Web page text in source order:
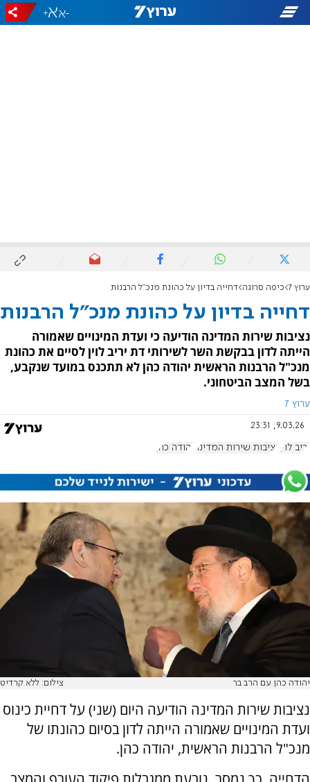
-
+
ערוץ 7 כיפה סרוגה דחייה בדיון על כהונת מנכ"ל הרבנות
דחייה בדיון על כהונת מנכ"ל הרבנות
נציבות שירות המדינה הודיעה כי ועדת המינויים שאמורה
הייתה לדון בבקשת השר לשירותי דת יריב לוין לסיים את כהונת
מנכ"ל הרבנות הראשית יהודה כהן לא תתכנס במועד שנקבע,
בשל המצב הביטחוני.
ערוץ 7
9.03.26, 23:31
יריב לוין נציבות שירות המדינה יהודה כהן
יהודה כהן עם הרב בר צילום: ללא קרדיט
נציבות שירות המדינה הודיעה היום (שני) על דחיית כינוס
ועדת המינויים שאמורה הייתה לדון בסיום כהונתו של
מנכ"ל הרבנות הראשית, יהודה כהן.